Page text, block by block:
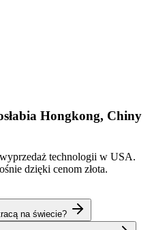
Hongkong, Chiny
technologii w USA.
dzięki cenom złota.
na świecie?